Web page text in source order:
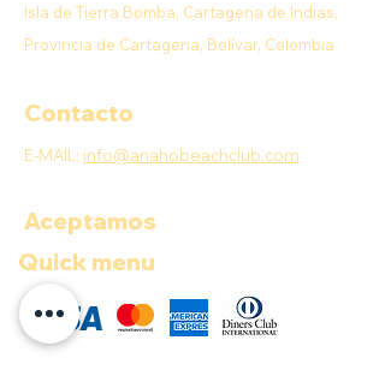
Isla de Tierra Bomba, Cartagena de Indias,
Provincia de Cartagena, Bolívar, Colombia
Contacto
E-MAIL: info@anahobeachclub.com
Aceptamos
Quick menu